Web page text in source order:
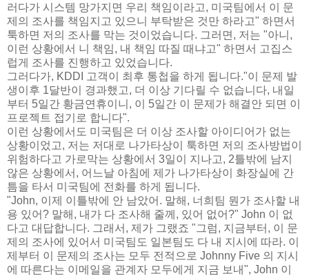
러다가 시스템 망가지면 우리 책임이라고, 미국팀에서 이 문
제의 조사를 책임지고 있으니 부탁받은 것만 하라고" 하면서
툭하면 저의 조사를 막는 것이었습니다. 그러면, 저는 "아니,
이런 상황에서 니 책임, 내 책임 따질 때냐고" 하면서 고집스
럽게 조사를 진행하고 있었습니다.
그러다가, KDDI 고객이 최후 통첩을 하게 됩니다."이 문제 발
생이후 1달반이 경과했고, 더 이상 기다릴 수 없습니다, 내일
부터 5일간 황금연휴이니, 이 5일간 이 문제가 해결안 되면 이
프로젝트 접기로 합니다".
이런 상황에서도 미국팀은 더 이상 조사할 아이디어가 없는
상황이었고, 저는 저대로 나가타상이 툭하면 저의 조사방법이
위험하다고 가로막는 상황에서 3일이 지나고, 2틀밖에 남지
않은 상황에서, 어느날 아침에 제가 나가타상이 화장실에 간
틈을 타서 미국팀에 전화를 하게 됩니다.
"John, 이제 이틀밖에 안 남았어. 말해, 너희팀 뭔가 조사할 내
용 있어? 말해, 내가 다 조사해 줄께, 있어 없어?" John 이 없
다고 대답합니다. 그래서, 제가 그랬죠 "그럼, 지금부터, 이 문
제의 조사에 있어서 미국팀도 일본팀도 다 내 지시에 따라. 이
제부터 이 문제의 조사는 모두 전적으로 Johnny Five 의 지시
에 따른다는 이메일을 관계자 모두에게 지금 보내", John 이